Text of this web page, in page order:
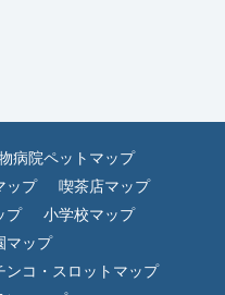
病院ペットマップ
ップ
喫茶店マップ
プ
小学校マップ
マップ
ンコ・スロットマップ